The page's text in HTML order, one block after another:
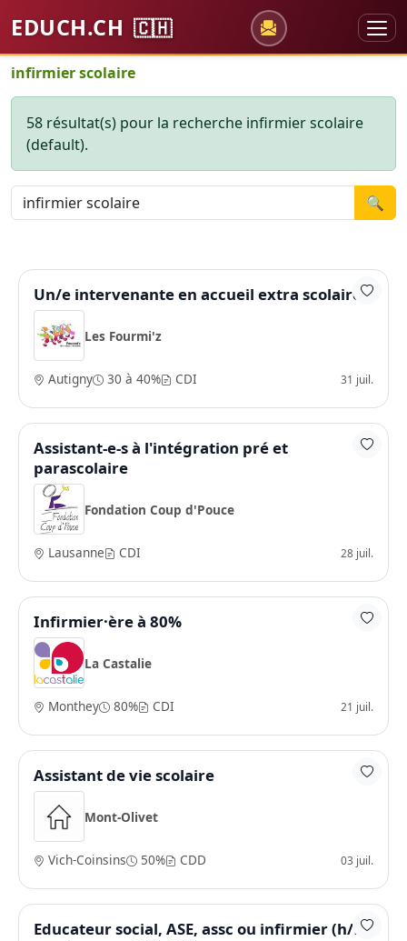
EDUCH.CH 🇨🇭
infirmier scolaire
58 résultat(s) pour la recherche infirmier scolaire
(default).
🔍
Un/e intervenante en accueil extra scolaire
Les Fourmi'z
Autigny 30 à 40% CDI 31 juil.
Assistant-e-s à l'intégration pré et
parascolaire
Fondation Coup d'Pouce
Lausanne CDI 28 juil.
Infirmier·ère à 80%
La Castalie
Monthey 80% CDI 21 juil.
Assistant de vie scolaire
Mont-Olivet
Vich-Coinsins 50% CDD 03 juil.
Educateur social, ASE, assc ou infirmier (h/f)